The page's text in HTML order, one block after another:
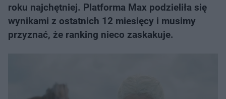
roku najchętniej. Platforma Max podzieliła się
wynikami z ostatnich 12 miesięcy i musimy
przyznać, że ranking nieco zaskakuje.